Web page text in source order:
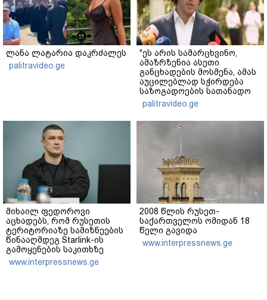
ლანა ლატარია დაკრძალეს
palitravideo.ge
"ეს არის სამარცხვინო,
ამაზრზენია ასეთი
განცხადების მოსმენა, ამას
აუცილებლად სჭირდება
საზოგადოების სათანადო
რეაქცია" - ირაკლი
კობახიძე
palitravideo.ge
მიხაილ ფედოროვი
აცხადებს, რომ რუსეთის
ტერიტორიაზე სამიზნეების
წინააღმდეგ Starlink-ის
გამოყენების საკითხზე
ილონ მასკთან
მოლაპარაკებებს
www.interpressnews.ge
2008 წლის რუსეთ-
საქართველოს ომიდან 18
წელი გავიდა
www.interpressnews.ge